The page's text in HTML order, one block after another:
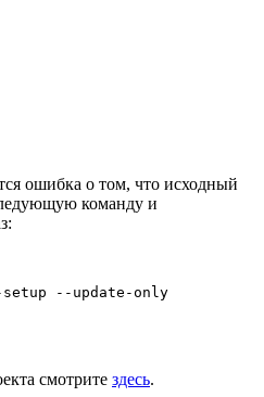
ошибка о том, что исходный
команду и
--update-only
смотрите здесь.